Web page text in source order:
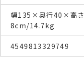
幅135×奥行40×高さ
8cm/14.7kg
4549813329749